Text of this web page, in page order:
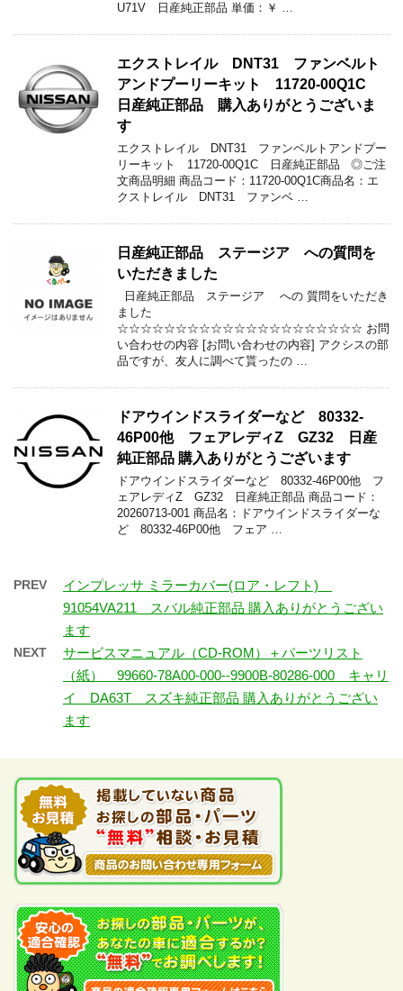
U71V 日産純正部品 単価：￥ …
エクストレイル DNT31 ファンベルト
アンドプーリーキット 11720-00Q1C
日産純正部品 購入ありがとうございま
す
エクストレイル DNT31 ファンベルトアンドプー
リーキット 11720-00Q1C 日産純正部品 ◎ご注
文商品明細 商品コード：11720-00Q1C商品名：エ
クストレイル DNT31 ファンベ …
日産純正部品 ステージア への質問を
いただきました
日産純正部品 ステージア への 質問をいただき
ました
☆☆☆☆☆☆☆☆☆☆☆☆☆☆☆☆☆☆☆☆☆ お問
い合わせの内容 [お問い合わせの内容] アクシスの部
品ですが、友人に調べて貰ったの …
ドアウインドスライダーなど 80332-
46P00他 フェアレディZ GZ32 日産
純正部品 購入ありがとうございます
ドアウインドスライダーなど 80332-46P00他 フ
ェアレディZ GZ32 日産純正部品 商品コード：
20260713-001 商品名：ドアウインドスライダーな
ど 80332-46P00他 フェア …
PREV
インプレッサ ミラーカバー(ロア・レフト)
91054VA211 スバル純正部品 購入ありがとうござい
ます
NEXT
サービスマニュアル（CD-ROM）＋パーツリスト
（紙） 99660-78A00-000--9900B-80286-000 キャリ
イ DA63T スズキ純正部品 購入ありがとうござい
ます